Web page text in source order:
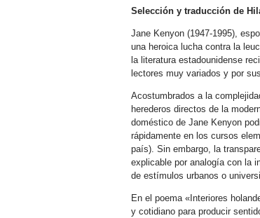
Selección y traducción de
Jane Kenyon (1947-1995),
una heroica lucha contra la
la literatura estadounidense
lectores muy variados y por
Acostumbrados a la
herederos directos de la
doméstico de Jane Kenyon
rápidamente en los cursos
país). Sin embargo, la
explicable por analogía con la
de estímulos urbanos o
En el poema «Interiores
y cotidiano para producir